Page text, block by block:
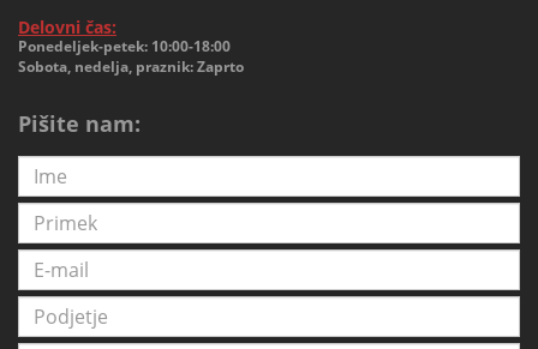
Delovni čas:
Ponedeljek-petek: 10:00-18:00
Sobota, nedelja, praznik: Zaprto
Pišite nam: